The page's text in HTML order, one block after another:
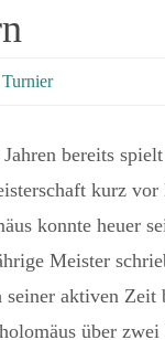
Turnier
bereits
kurz
konnte heuer
Meister
seiner aktiven
über